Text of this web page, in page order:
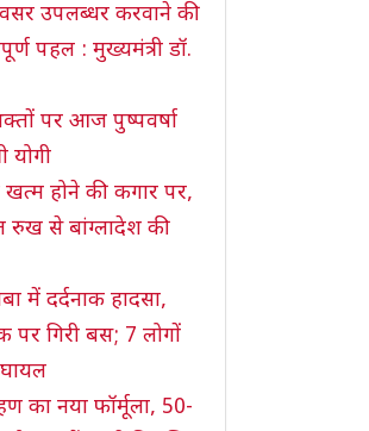
उपलब्धर करवाने की
पहल : मुख्यमंत्री डॉ.
पर आज पुष्पवर्षा
योगी
होने की कगार पर,
रुख से बांग्लादेश की
में दर्दनाक हादसा,
पर गिरी बस; 7 लोगों
का नया फॉर्मूला, 50-